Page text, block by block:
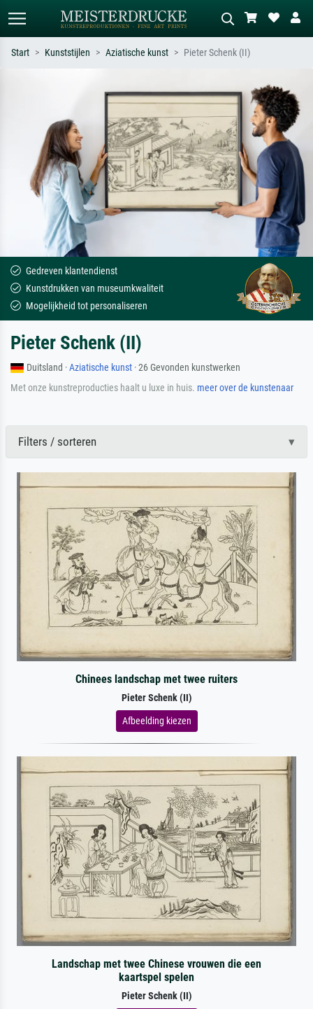
Zoek op kunstenaar, titel of stijl – bijv.
Monet, Sterrennacht, impressionisme,
Hokusai-golf, naakt.
Beschrijf de scène – bijv. groene
weide, abstract met veel rood, donker
olieverfschilderij, staand naakt naast
een boom.
Start Kunststijlen Aziatische kunst Pieter Schenk (II)
Gedreven klantendienst
Kunstdrukken van museumkwaliteit
Mogelijkheid tot personaliseren
Pieter Schenk (II)
Duitsland ·Aziatische kunst · 26 Gevonden kunstwerken
Met onze kunstreproducties haalt u luxe in huis. meer over de kunstenaar
Filters / sorteren
Chinees landschap met twee ruiters
Pieter Schenk (II)
Afbeelding kiezen
Landschap met twee Chinese vrouwen die een
kaartspel spelen
Pieter Schenk (II)